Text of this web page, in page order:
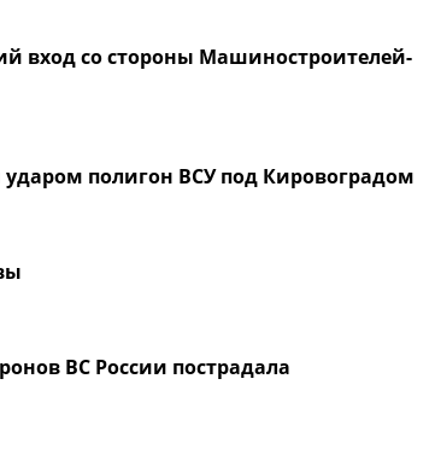
вход со стороны Машиностроителей-
полигон ВСУ под Кировоградом
ВС России пострадала